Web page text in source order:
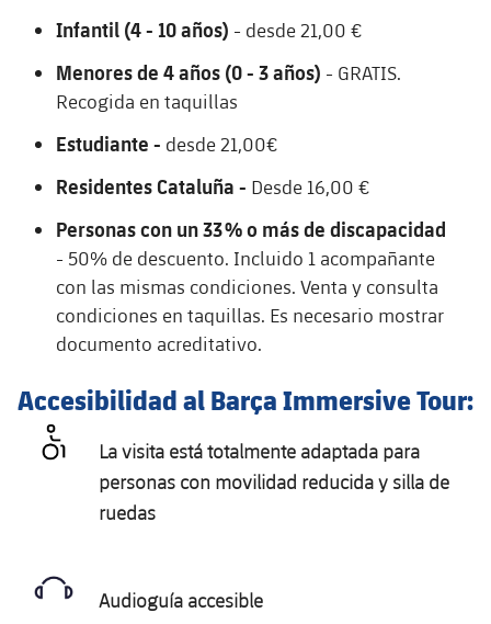
Clasificaciones
Resultados
Clasificaciones
Hockey Hierba Femenino
Plantilla
Agenda
Rugby
Actualidad
Jugadores
Resultados
Clasificaciones
Voleibol
plusicon
más
Voleibol femenino
Apúntate a las amateurs
Carnet de las Secciones Amateurs
PLUSICON
MÁS
League of Legends
VALORANT Rising
VALORANT Game Changers
eFootball
Infantil (4 - 10 años) - desde 21,00 €
Menores de 4 años (0 - 3 años) - GRATIS.
Recogida en taquillas
Estudiante - desde 21,00€
Residentes Cataluña - Desde 16,00 €
Personas con un 33 % o más de discapacidad
- 50% de descuento. Incluido 1 acompañante
con las mismas condiciones. Venta y consulta
condiciones en taquillas. Es necesario mostrar
documento acreditativo.
Accesibilidad al Barça Immersive Tour:
La visita está totalmente adaptada para
personas con movilidad reducida y silla de
ruedas
Audioguía accesible